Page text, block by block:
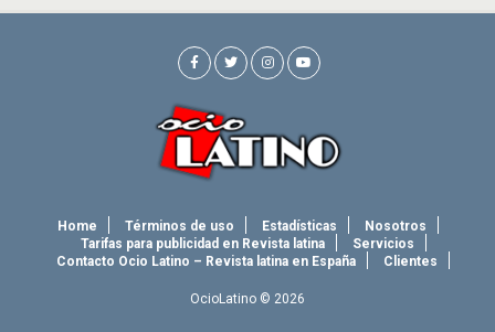
Home Términos de uso Estadísticas
Nosotros
Tarifas para publicidad en Revista latina
Servicios
Contacto Ocio Latino – Revista latina en España
Clientes
OcioLatino © 2026